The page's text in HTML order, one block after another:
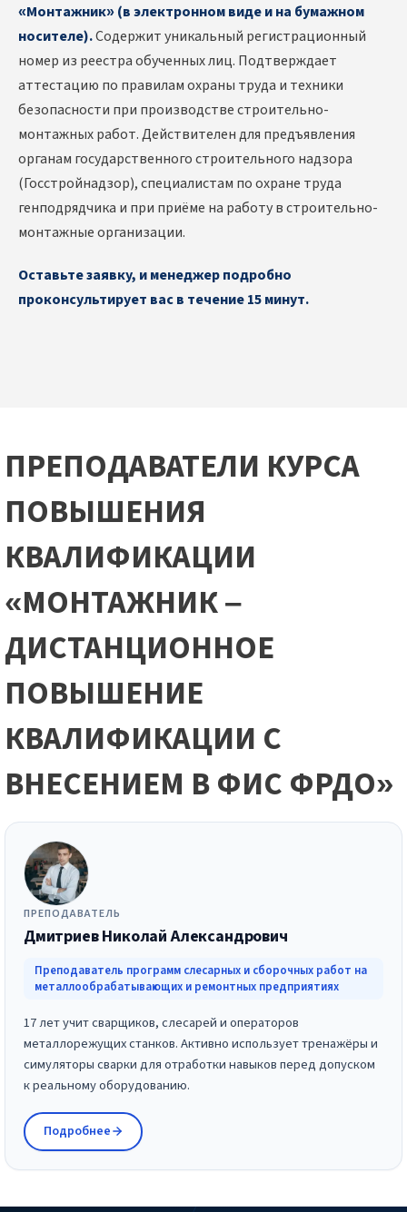
«Монтажник» (в электронном виде и на бумажном
носителе).Содержит уникальный регистрационный
номер из реестра обученных лиц. Подтверждает
аттестацию по правилам охраны труда и техники
безопасности при производстве строительно-
монтажных работ. Действителен для предъявления
органам государственного строительного надзора
(Госстройнадзор), специалистам по охране труда
генподрядчика и при приёме на работу в строительно-
монтажные организации.
Оставьте заявку, и менеджер подробно
проконсультирует вас в течение 15 минут.
ПРЕПОДАВАТЕЛИ КУРСА
ПОВЫШЕНИЯ
КВАЛИФИКАЦИИ
«МОНТАЖНИК –
ДИСТАНЦИОННОЕ
ПОВЫШЕНИЕ
КВАЛИФИКАЦИИ С
ВНЕСЕНИЕМ В ФИС ФРДО»
ПРЕПОДАВАТЕЛЬ
Дмитриев Николай Александрович
Преподаватель программ слесарных и сборочных работ на
металлообрабатывающих и ремонтных предприятиях
17 лет учит сварщиков, слесарей и операторов
металлорежущих станков. Активно использует тренажёры и
симуляторы сварки для отработки навыков перед допуском
к реальному оборудованию.
Подробнее